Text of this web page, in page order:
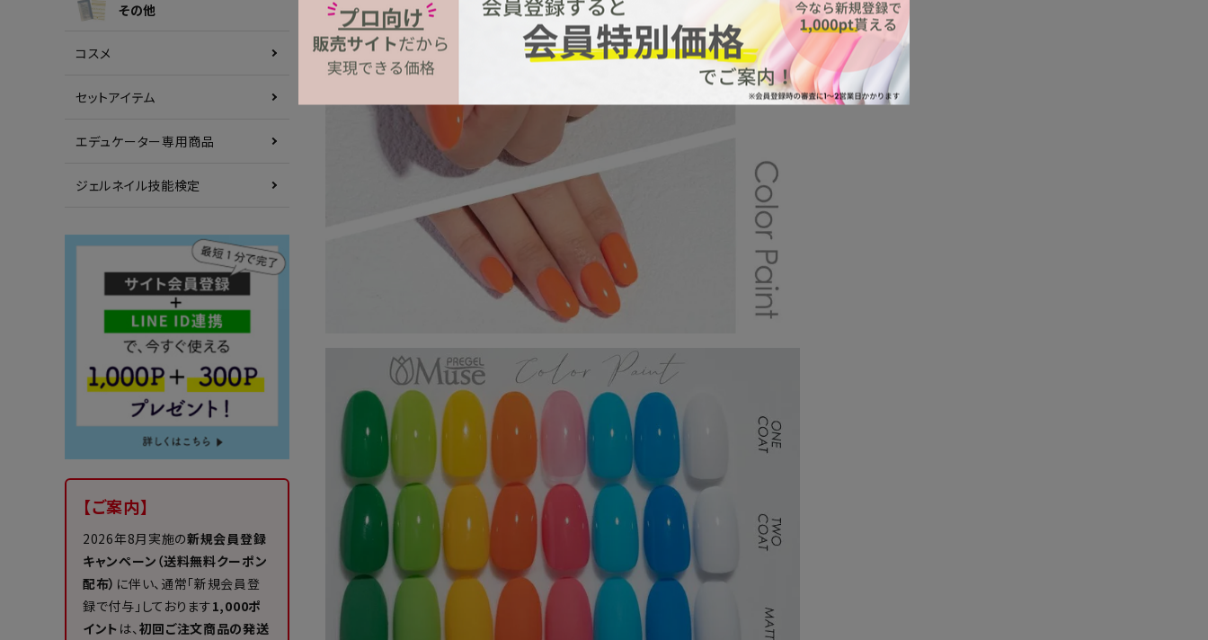
その他
コスメ
セットアイテム
エデュケーター専用商品
ジェルネイル技能検定
【ご案内】
2026年8月実施の新規会員登録
キャンペーン（送料無料クーポン
配布） に伴い、通常「新規会員登
録で付与」しております1,000ポ
イント は、初回ご注文商品の発送